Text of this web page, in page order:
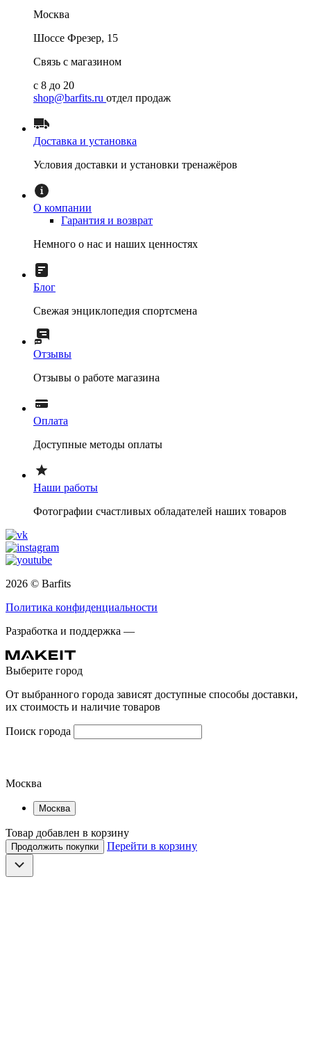
Москва
Шоссе Фрезер, 15
Связь с магазином
с 8 до 20
shop@barfits.ru отдел продаж
Доставка и установка
Условия доставки и установки тренажёров
О компании
Гарантия и возврат
Немного о нас и наших ценностях
Блог
Свежая энциклопедия спортсмена
Отзывы
Отзывы о работе магазина
Оплата
Доступные методы оплаты
Наши работы
Фотографии счастливых обладателей наших товаров
2026 © Barfits
Политика конфиденциальности
Разработка и поддержка —
Выберите город
От выбранного города зависят доступные способы доставки,
их стоимость и наличие товаров
Поиск города
Москва
Москва
Товар добавлен в корзину
Продолжить покупки Перейти в корзину